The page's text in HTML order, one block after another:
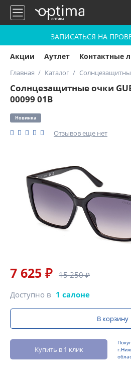
ЗАПИСАТЬСЯ НА
Акции Аутлет Контактные
Главная Каталог
Солнцезащитные очки
00099 01В
Новинка
Отзывов еще нет
7 625 ₽ 15 250 ₽
Доступно в 1 салоне
В корзину
Купить в 1 клик